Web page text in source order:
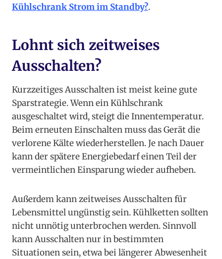
Kühlschrank Strom im Standby?.
Lohnt sich zeitweises
Ausschalten?
Kurzzeitiges Ausschalten ist meist keine gute
Sparstrategie. Wenn ein Kühlschrank
ausgeschaltet wird, steigt die Innentemperatur.
Beim erneuten Einschalten muss das Gerät die
verlorene Kälte wiederherstellen. Je nach Dauer
kann der spätere Energiebedarf einen Teil der
vermeintlichen Einsparung wieder aufheben.
Außerdem kann zeitweises Ausschalten für
Lebensmittel ungünstig sein. Kühlketten sollten
nicht unnötig unterbrochen werden. Sinnvoll
kann Ausschalten nur in bestimmten
Situationen sein, etwa bei längerer Abwesenheit